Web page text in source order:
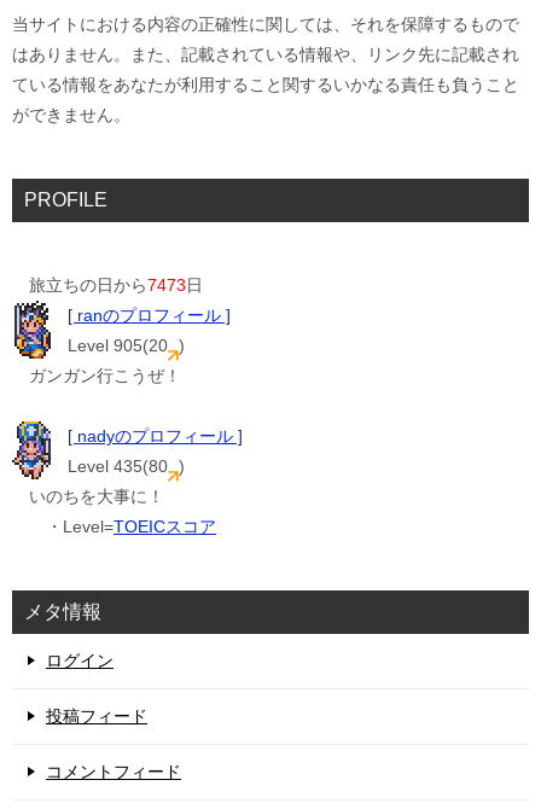
当サイトにおける内容の正確性に関しては、それを保障するもので
はありません。また、記載されている情報や、リンク先に記載され
ている情報をあなたが利用すること関するいかなる責任も負うこと
ができません。
PROFILE
旅立ちの日から7473日
[ ranのプロフィール ]
Level 905(20 )
ガンガン行こうぜ！
[ nadyのプロフィール ]
Level 435(80 )
いのちを大事に！
・Level=TOEICスコア
メタ情報
ログイン
投稿フィード
コメントフィード